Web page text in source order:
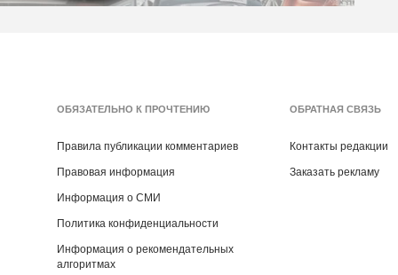
ОБЯЗАТЕЛЬНО К ПРОЧТЕНИЮ
Правила публикации комментариев
Правовая информация
Информация о СМИ
Политика конфиденциальности
Информация о рекомендательных
алгоритмах
ОБРАТНАЯ СВЯЗЬ
Контакты редакции
Заказать рекламу